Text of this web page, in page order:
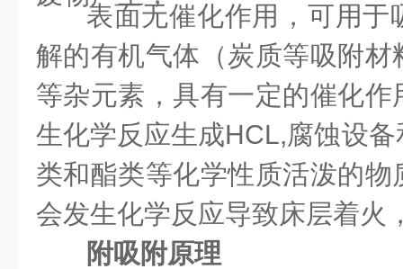
表面无催化作用，可用于
解的有机气体（炭质等吸附
等杂元素，具有一定的催化
生化学反应生成HCL,腐蚀设
类和酯类等化学性质活泼的
会发生化学反应导致床层着火
附吸附原理